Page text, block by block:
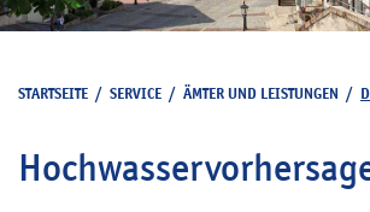
STARTSEITE / SERVICE / ÄMTER UND LEISTUNGEN /